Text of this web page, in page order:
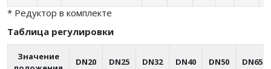
* Редуктор в комплекте
Таблица регулировки
Значение
DN20 DN25 DN32 DN40 DN50 DN65